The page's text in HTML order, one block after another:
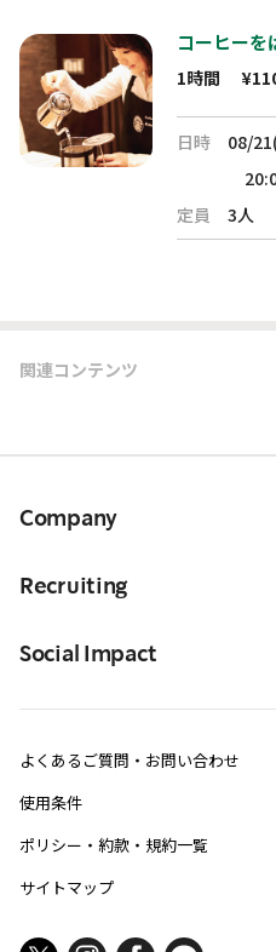
コーヒーを
1時間
日時
08/
定員
3人
関連コンテンツ
Company
Recruiting
Social Impact
よくあるご質問・お問い合わせ
使用条件
ポリシー・約款・規約一覧
サイトマップ